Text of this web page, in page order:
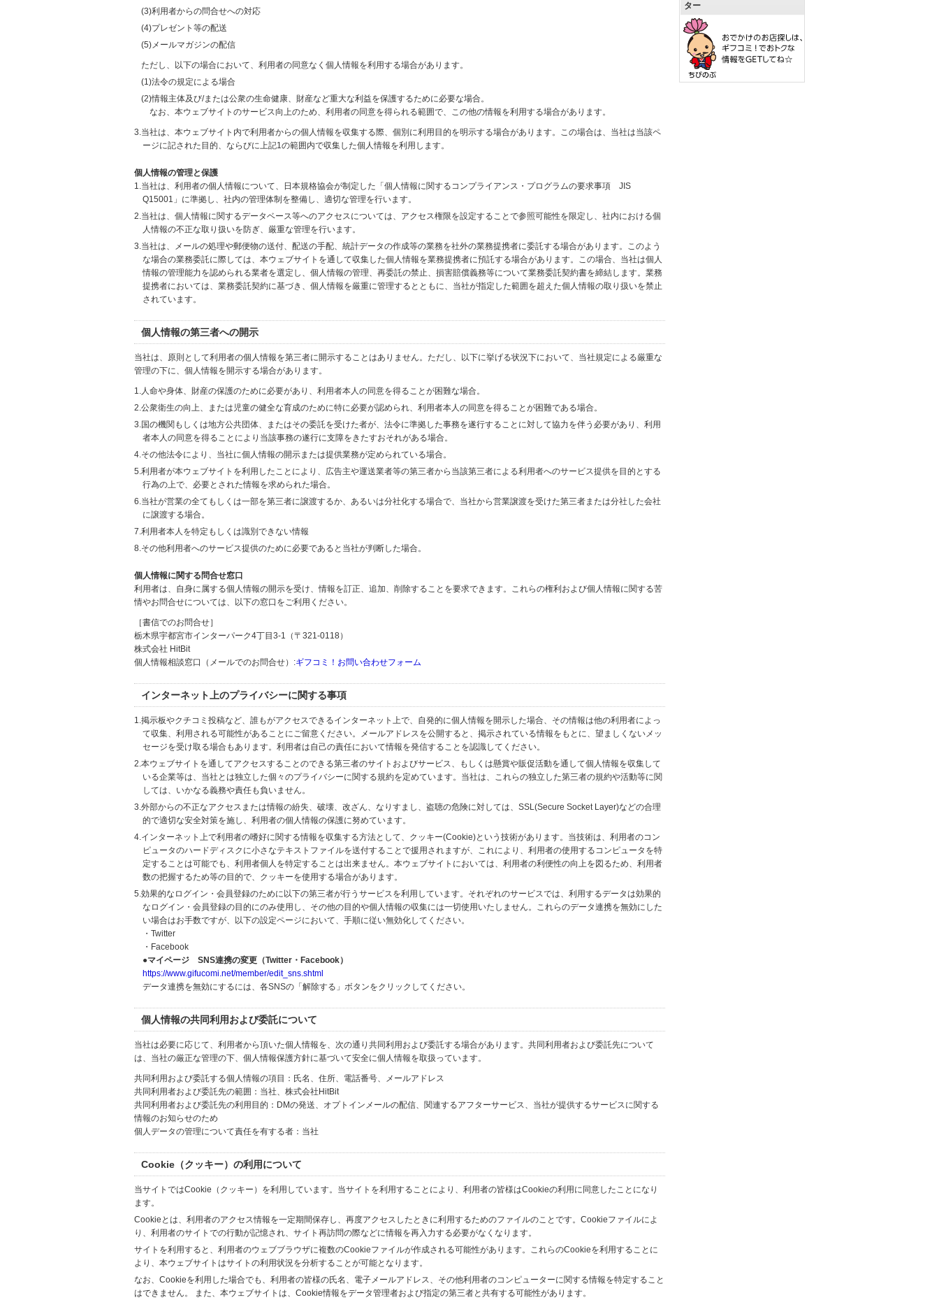
(3)利用者からの問合せへの対応
(4)プレゼント等の配送
(5)メールマガジンの配信
ただし、以下の場合において、利用者の同意なく個人情報を利用する場合があります。
(1)法令の規定による場合
(2)情報主体及び/または公衆の生命健康、財産など重大な利益を保護するために必要な場合。
なお、本ウェブサイトのサービス向上のため、利用者の同意を得られる範囲で、この他の情報を利用する場合があります。
3.当社は、本ウェブサイト内で利用者からの個人情報を収集する際、個別に利用目的を明示する場合があります。この場合は、当社は当該ペ
ージに記された目的、ならびに上記1の範囲内で収集した個人情報を利用します。
個人情報の管理と保護
1.当社は、利用者の個人情報について、日本規格協会が制定した「個人情報に関するコンプライアンス・プログラムの要求事項 JIS
Q15001」に準拠し、社内の管理体制を整備し、適切な管理を行います。
2.当社は、個人情報に関するデータベース等へのアクセスについては、アクセス権限を設定することで参照可能性を限定し、社内における個
人情報の不正な取り扱いを防ぎ、厳重な管理を行います。
3.当社は、メールの処理や郵便物の送付、配送の手配、統計データの作成等の業務を社外の業務提携者に委託する場合があります。このよう
な場合の業務委託に際しては、本ウェブサイトを通して収集した個人情報を業務提携者に預託する場合があります。この場合、当社は個人
情報の管理能力を認められる業者を選定し、個人情報の管理、再委託の禁止、損害賠償義務等について業務委託契約書を締結します。業務
提携者においては、業務委託契約に基づき、個人情報を厳重に管理するとともに、当社が指定した範囲を超えた個人情報の取り扱いを禁止
されています。
個人情報の第三者への開示
当社は、原則として利用者の個人情報を第三者に開示することはありません。ただし、以下に挙げる状況下において、当社規定による厳重な
管理の下に、個人情報を開示する場合があります。
1.人命や身体、財産の保護のために必要があり、利用者本人の同意を得ることが困難な場合。
2.公衆衛生の向上、または児童の健全な育成のために特に必要が認められ、利用者本人の同意を得ることが困難である場合。
3.国の機関もしくは地方公共団体、またはその委託を受けた者が、法令に準拠した事務を遂行することに対して協力を伴う必要があり、利用
者本人の同意を得ることにより当該事務の遂行に支障をきたすおそれがある場合。
4.その他法令により、当社に個人情報の開示または提供業務が定められている場合。
5.利用者が本ウェブサイトを利用したことにより、広告主や運送業者等の第三者から当該第三者による利用者へのサービス提供を目的とする
行為の上で、必要とされた情報を求められた場合。
6.当社が営業の全てもしくは一部を第三者に譲渡するか、あるいは分社化する場合で、当社から営業譲渡を受けた第三者または分社した会社
に譲渡する場合。
7.利用者本人を特定もしくは識別できない情報
8.その他利用者へのサービス提供のために必要であると当社が判断した場合。
個人情報に関する問合せ窓口
利用者は、自身に属する個人情報の開示を受け、情報を訂正、追加、削除することを要求できます。これらの権利および個人情報に関する苦
情やお問合せについては、以下の窓口をご利用ください。
［書信でのお問合せ］
栃木県宇都宮市インターパーク4丁目3-1（〒321-0118）
株式会社 HitBit
個人情報相談窓口（メールでのお問合せ）:ギフコミ！お問い合わせフォーム
インターネット上のプライバシーに関する事項
1.掲示板やクチコミ投稿など、誰もがアクセスできるインターネット上で、自発的に個人情報を開示した場合、その情報は他の利用者によっ
て収集、利用される可能性があることにご留意ください。メールアドレスを公開すると、掲示されている情報をもとに、望ましくないメッ
セージを受け取る場合もあります。利用者は自己の責任において情報を発信することを認識してください。
2.本ウェブサイトを通してアクセスすることのできる第三者のサイトおよびサービス、もしくは懸賞や販促活動を通して個人情報を収集して
いる企業等は、当社とは独立した個々のプライバシーに関する規約を定めています。当社は、これらの独立した第三者の規約や活動等に関
しては、いかなる義務や責任も負いません。
3.外部からの不正なアクセスまたは情報の紛失、破壊、改ざん、なりすまし、盗聴の危険に対しては、SSL(Secure Socket Layer)などの合理
的で適切な安全対策を施し、利用者の個人情報の保護に努めています。
4.インターネット上で利用者の嗜好に関する情報を収集する方法として、クッキー(Cookie)という技術があります。当技術は、利用者のコン
ピュータのハードディスクに小さなテキストファイルを送付することで援用されますが、これにより、利用者の使用するコンピュータを特
定することは可能でも、利用者個人を特定することは出来ません。本ウェブサイトにおいては、利用者の利便性の向上を図るため、利用者
数の把握するため等の目的で、クッキーを使用する場合があります。
5.効果的なログイン・会員登録のために以下の第三者が行うサービスを利用しています。それぞれのサービスでは、利用するデータは効果的
なログイン・会員登録の目的にのみ使用し、その他の目的や個人情報の収集には一切使用いたしません。これらのデータ連携を無効にした
い場合はお手数ですが、以下の設定ページにおいて、手順に従い無効化してください。
・Twitter
・Facebook
●マイページ SNS連携の変更（Twitter・Facebook）
https://www.gifucomi.net/member/edit_sns.shtml
データ連携を無効にするには、各SNSの「解除する」ボタンをクリックしてください。
個人情報の共同利用および委託について
当社は必要に応じて、利用者から頂いた個人情報を、次の通り共同利用および委託する場合があります。共同利用者および委託先について
は、当社の厳正な管理の下、個人情報保護方針に基づいて安全に個人情報を取扱っています。
共同利用および委託する個人情報の項目：氏名、住所、電話番号、メールアドレス
共同利用者および委託先の範囲：当社、株式会社HitBit
共同利用者および委託先の利用目的：DMの発送、オプトインメールの配信、関連するアフターサービス、当社が提供するサービスに関する
情報のお知らせのため
個人データの管理について責任を有する者：当社
Cookie（クッキー）の利用について
当サイトではCookie（クッキー）を利用しています。当サイトを利用することにより、利用者の皆様はCookieの利用に同意したことになり
ます。
Cookieとは、利用者のアクセス情報を一定期間保存し、再度アクセスしたときに利用するためのファイルのことです。Cookieファイルによ
り、利用者のサイトでの行動が記憶され、サイト再訪問の際などに情報を再入力する必要がなくなります。
サイトを利用すると、利用者のウェブブラウザに複数のCookieファイルが作成される可能性があります。これらのCookieを利用することに
より、本ウェブサイトはサイトの利用状況を分析することが可能となります。
なお、Cookieを利用した場合でも、利用者の皆様の氏名、電子メールアドレス、その他利用者のコンピューターに関する情報を特定すること
はできません。 また、本ウェブサイトは、Cookie情報をデータ管理者および指定の第三者と共有する可能性があります。
ター